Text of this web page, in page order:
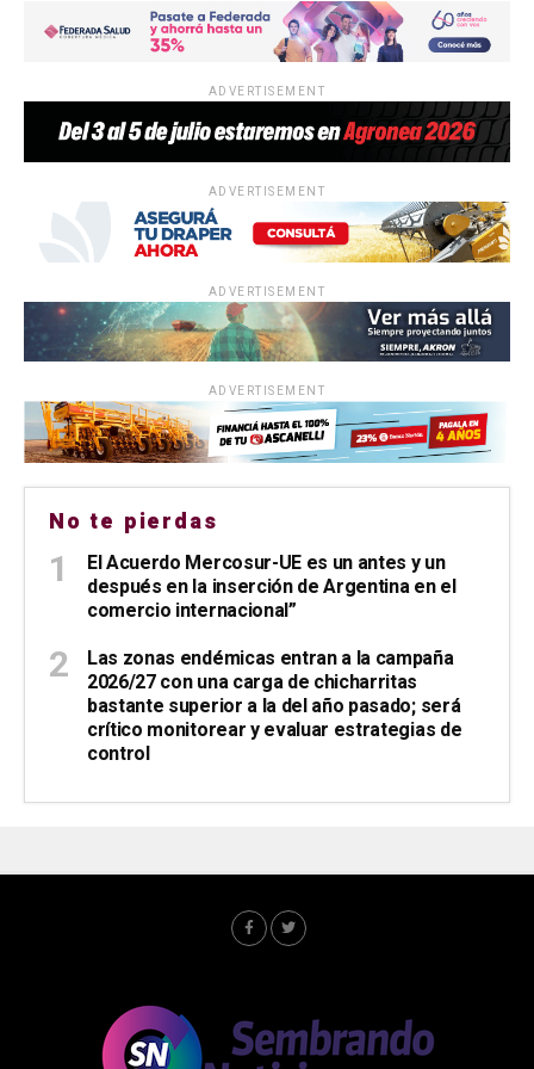
ADVERTISEMENT
ADVERTISEMENT
ADVERTISEMENT
ADVERTISEMENT
No te pierdas
El Acuerdo Mercosur-UE es un antes y un
después en la inserción de Argentina en el
comercio internacional”
Las zonas endémicas entran a la campaña
2026/27 con una carga de chicharritas
bastante superior a la del año pasado; será
crítico monitorear y evaluar estrategias de
control